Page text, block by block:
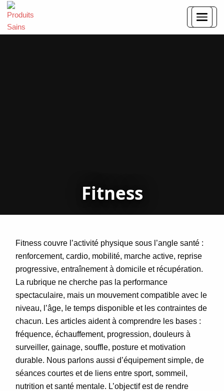
Fitness
Fitness couvre l’activité physique sous l’angle santé :
renforcement, cardio, mobilité, marche active, reprise
progressive, entraînement à domicile et récupération.
La rubrique ne cherche pas la performance
spectaculaire, mais un mouvement compatible avec le
niveau, l’âge, le temps disponible et les contraintes de
chacun. Les articles aident à comprendre les bases :
fréquence, échauffement, progression, douleurs à
surveiller, gainage, souffle, posture et motivation
durable. Nous parlons aussi d’équipement simple, de
séances courtes et de liens entre sport, sommeil,
nutrition et santé mentale. L’objectif est de rendre